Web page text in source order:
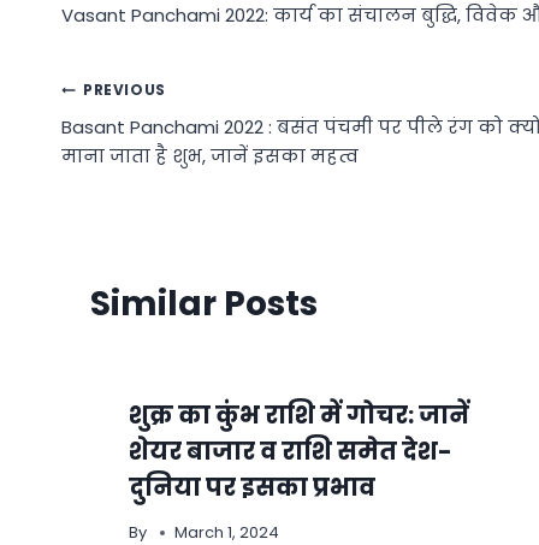
Vasant Panchami 2022: कार्य का संचालन बुद्धि, विवेक
Post
navigation
PREVIOUS
Basant Panchami 2022 : बसंत पंचमी पर पीले रंग को
माना जाता है शुभ, जानें इसका महत्व
Similar Posts
शुक्र का कुंभ राशि में गोचर: जानें
शेयर बाजार व राशि समेत देश-
दुनिया पर इसका प्रभाव
By March 1, 2024